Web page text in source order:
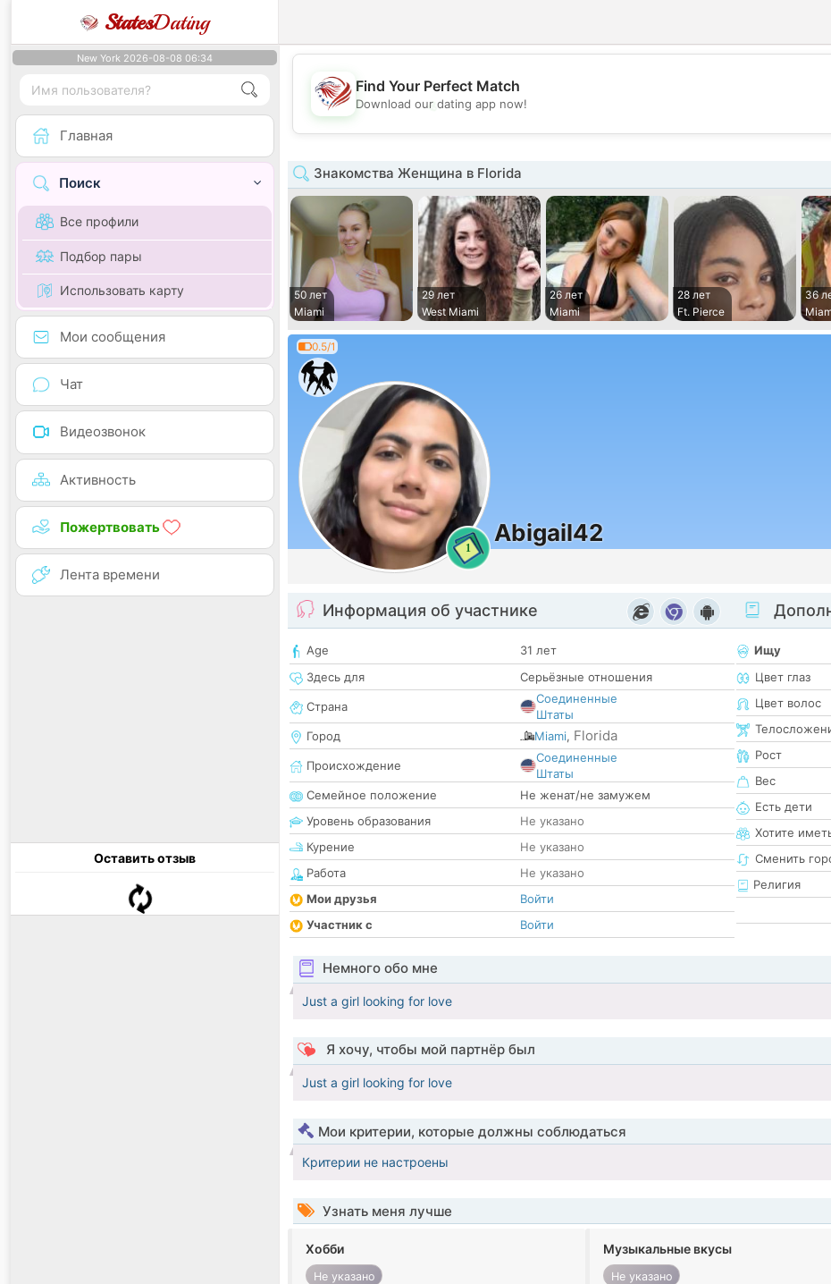
StatesDating
New York 2026-08-08 06:34
Главная
Поиск
Все профили
Подбор пары
Использовать карту
Мои сообщения
Чат
Видеозвонок
Активность
Пожертвовать
Лента времени
Оставить отзыв
💕
Find Your Perfect Match
Download our dating app now!
Знакомства Женщина в Florida
50 лет
Miami
29 лет
West Miami
26 лет
Miami
28 лет
Ft. Pierce
36
0.5/1
1
Abigail42
Информация об участнике
Age
31 лет
Здесь для
Серьёзные отношения
Страна
Соединенные
Штаты
Город
Miami, Florida
Происхождение
Соединенные
Штаты
Семейное положение
Не женат/не замужем
Уровень образования
Не указано
Курение
Не указано
Работа
Не указано
Мои друзья
Войти
Участник с
Войти
Ищу
Цвет глаз
Цвет волос
Рост
Вес
Есть дети
Хотите
Сменить
Религия
Немного обо мне
Just a girl looking for love
Я хочу, чтобы мой партнёр был
Just a girl looking for love
Мои критерии, которые должны соблюдаться
Критерии не настроены
Узнать меня лучше
Хобби
Не указано
Музыкальные вкусы
Не указано